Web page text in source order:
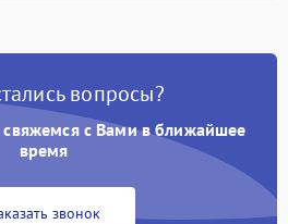
вопросы?
свяжемся с Вами в ближайшее
время
звонок